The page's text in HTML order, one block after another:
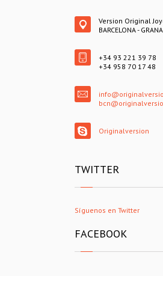
Version Original
BARCELONA -
+34 93 221 39 78
+34 958 70 17 48
Originalversion
TWITTER
Síguenos en Twitter
FACEBOOK